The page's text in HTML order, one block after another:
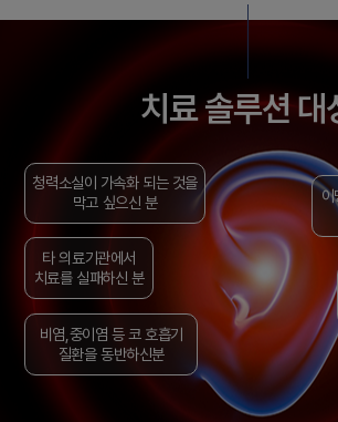
치료 솔루션 대
청력소실이 가속화 되는 것을
막고 싶으신 분
이
타 의료기관에서
치료를 실패하신 분
비염,중이염 등 코 호흡기
질환을 동반하신분